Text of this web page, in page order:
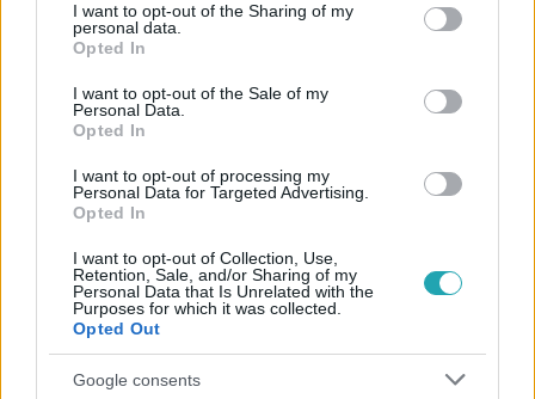
not limited to your visit or usage behaviour. You may click to
grant or deny consent to Google and its third-party tags to
use your data for below specified purposes in below Google
consent section.
I want to opt-out of the Sharing of my
personal data.
Opted In
I want to opt-out of the Sale of my
Personal Data.
Opted In
I want to opt-out of processing my
Personal Data for Targeted Advertising.
Opted In
I want to opt-out of Collection, Use,
Retention, Sale, and/or Sharing of my
Personal Data that Is Unrelated with the
Purposes for which it was collected.
Opted Out
Google consents
Népszerű
14:09